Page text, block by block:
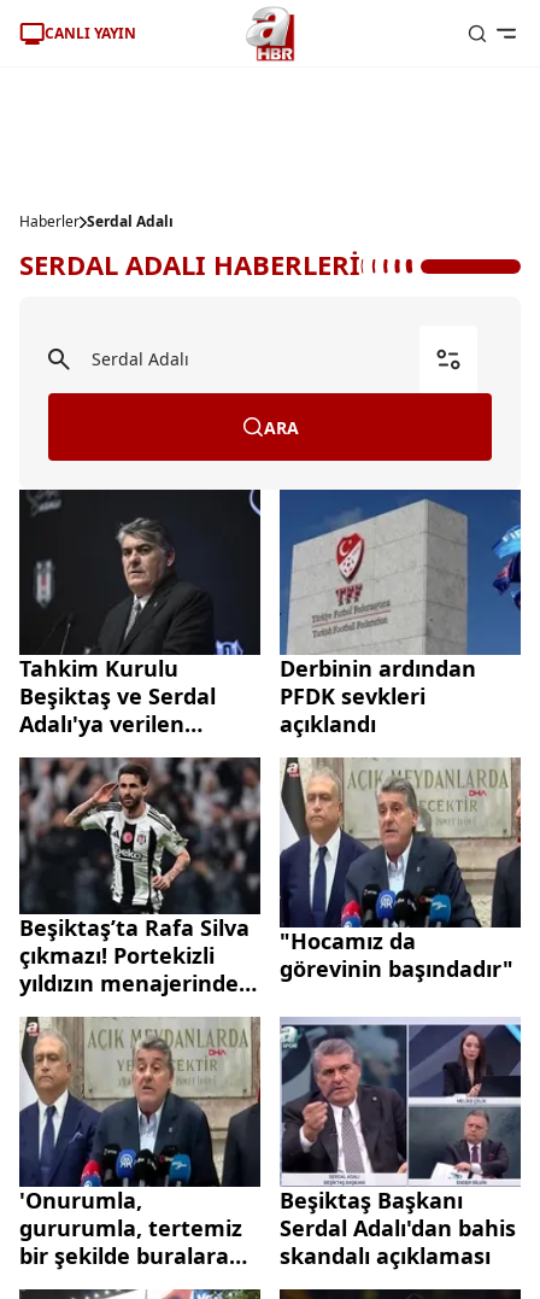
CANLI YAYIN
Haberler Serdal Adalı
SERDAL ADALI HABERLERİ
ARA
Tahkim Kurulu
Beşiktaş ve Serdal
Adalı'ya verilen
cezaları kaldırdı
Derbinin ardından
PFDK sevkleri
açıklandı
Beşiktaş’ta Rafa Silva
çıkmazı! Portekizli
yıldızın menajerinden
siyah-beyazlılara
yanıt
"Hocamız da
görevinin başındadır"
'Onurumla,
gururumla, tertemiz
bir şekilde buralara
geldim'
Beşiktaş Başkanı
Serdal Adalı'dan bahis
skandalı açıklaması